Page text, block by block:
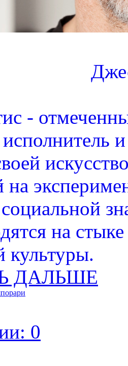
-
на
на
культуры.
ДАЛЬШЕ
0